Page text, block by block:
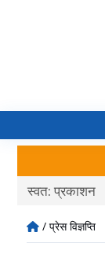
स्वत: प्रकाशन
/ प्रेस विज्ञप्ति